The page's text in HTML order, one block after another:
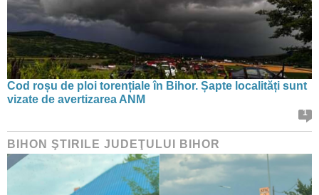
Cod roșu de ploi torențiale în Bihor. Șapte localități sunt
vizate de avertizarea ANM
1
BIHON ŞTIRILE JUDEŢULUI BIHOR